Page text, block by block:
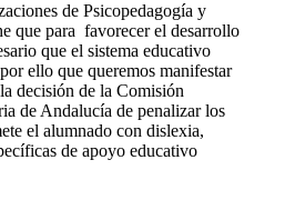
de Psicopedagogía y
que para favorecer el desarrollo
que el sistema educativo
ello que queremos manifestar
decisión de la Comisión
de Andalucía de penalizar los
el alumnado con dislexia,
de apoyo educativo